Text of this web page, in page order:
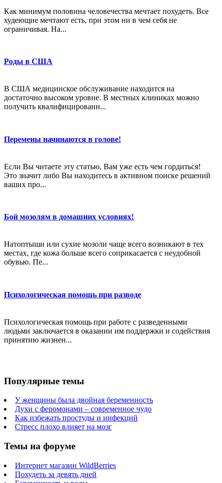
Как минимум половина человечества мечтает похудеть. Все
худеющие мечтают есть, при этом ни в чем себя не
ограничивая. На...
Роды в США
В США медицинское обслуживание находится на
достаточно высоком уровне. В местных клиниках можно
получить квалифицированн...
Перемены начинаются в голове!
Если Вы читаете эту статью, Вам уже есть чем гордиться!
Это значит либо Вы находитесь в активном поиске решений
ваших про...
Бой мозолям в домашних условиях!
Натоптыши или сухие мозоли чаще всего возникают в тех
местах, где кожа больше всего соприкасается с неудобной
обувью. Пе...
Психологическая помощь при разводе
Психологическая помощь при работе с разведенными
людьми заключается в оказании им поддержки и содействия
принятию жизнен...
Популярные темы
У женщины была двойная беременность
Духи с феромонами – современное чудо
Как избежать простуды и инфекций
Стресс плохо влияет на мозг
Темы на форуме
Интернет магазин WildBerries
Похудеть за девять дней